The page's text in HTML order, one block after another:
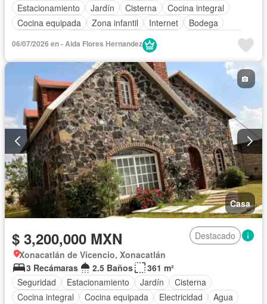
Estacionamiento
Jardín Cisterna
Cocina integral
Cocina equipada
Zona infantil Internet
Bodega
Televisión por cable
Zonas verdes
06/07/2026 en - Aida Flores Hernandez
Casa
$ 3,200,000 MXN
Destacado
Xonacatlán de Vicencio, Xonacatlán
3 Recámaras
2.5 Baños
361 m²
Seguridad
Estacionamiento Jardín
Cisterna
Cocina integral
Cocina equipada Electricidad
Agua